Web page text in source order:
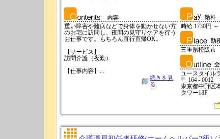
重い障害や難病などで身体を動かせない方
のお宅に訪問し、夜間の見守りケアを行う
お仕事です。もちろん直行直帰OK。
【サービス】
訪問介護（夜勤）
【仕事内容】...
続きを見
る
時給 1730円
三重県松阪市
ユースタイル
〒 164 - 0012
東京都中野区
タワー18F